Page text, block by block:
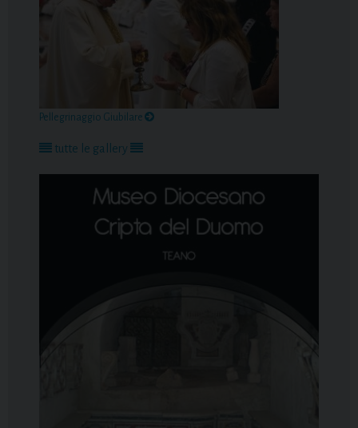
Pellegrinaggio Giubilare
tutte le gallery